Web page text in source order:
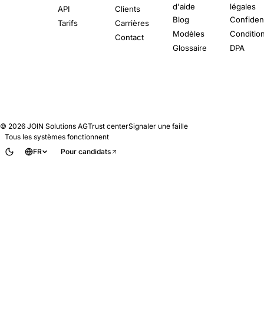
API
Tarifs
Clients
Carrières
Contact
d'aide
Blog
Modèles
Glossaire
légales
DPA
© 2026 JOIN Solutions AGTrust centerSignaler une faille
Tous les systèmes fonctionnent
FR
Pour candidats